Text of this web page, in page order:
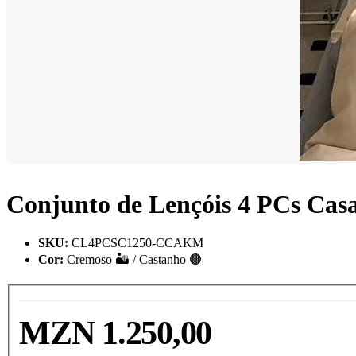
Conjunto de Lençóis 4 PCs
SKU: CL4PCSC1250-CCAKM
Cor: Cremoso 🏜️ / Castanho 🟤
MZN 1.250,00